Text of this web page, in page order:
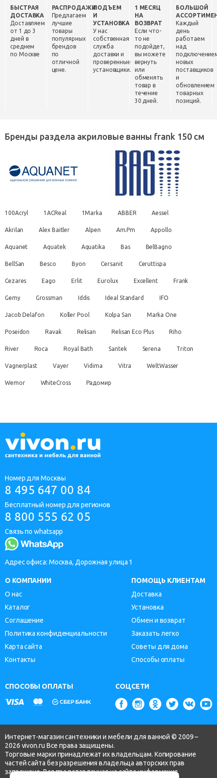
БЫСТРАЯ
ДОСТАВКА
Доставляем
от 1 до 3
дней в
среднем
по Москве
РАСПРОДАЖИ
Предлагаем
лучшие
товары
популярных
брендов
по
отличной
цене.
ПОДЪЕМ
И
УСТАНОВКА
У нас
собственная
служба
доставки и
проверенные
установщики.
1 МЕСЯЦ
НА
ВОЗВРАТ
Если что-
то не
подойдет,
вы можете
вернуть
или
обменять
товар в
течение
30 дней.
БОЛЬШОЙ
Каждый
день
работаем
над
новых
поставщиков
и
обновлением
товарных
позиций.
Бренды раздела акриловые ванны frank 150 см
100Acryl 1ACReal 1Marka ABBER Aessel
Akrilan Alex Baitler Alpen Am.Pm Appollo
Aquanet Aquatek Aquatika Bas BelBagno
BellSan Besco Byon Cersanit Ceruttispa
Cezares Eago Erlit Eurolux Excellent Frank
Gemy Grossman Iddis Ideal Standard IFO
Jacob Delafon Koller Pool Kolpa San Marka One
Poseidon Ravak Relisan Relisan Eco Plus Riho
River Roca Royal Bath Santek Serena Triton
Vagnerplast Vayer Vidima Vitra WeltWasser
Wemor WhiteCross Радомир
Номер для Москвы
8 495 647 00 84
Бесплатный номер для регионов
8 800 555 62 05
Связь по whatsapp
Адрес офиса: Москва, Дорожная улица 1
О КОМПАНИИ
О нас
Каталог
Соглашение
Политика конфиденциальности
Карта сайта
Контакты
ПОМОЩЬ КЛИЕНТАМ
Доставка
Установка
Обмен и возврат
Заказать легко
Советы для дома
Способы оплаты
СПОСОБЫ ОПЛАТЫ СОЦСЕТИ
Интернет-магазин сантехники и мебели для ванной © 2009 –
2026 vivon.ru Все права защищены.
Торговые марки принадлежат их владельцам. Копирование
частей сайта без разрешения владельца авторских прав
запрещено. Вся представленная на сайте информация,